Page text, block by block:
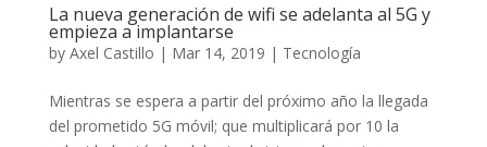
La nueva generación de wifi se adelanta al 5G y
empieza a implantarse
by Axel Castillo | Mar 14, 2019 | Tecnología
Mientras se espera a partir del próximo año la llegada
del prometido 5G móvil; que multiplicará por 10 la